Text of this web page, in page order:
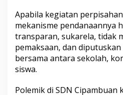
Apabila kegiatan
mekanisme pendanaannya
transparan, sukarela, tidak
pemaksaan, dan
bersama antara sekolah,
siswa.
Polemik di SDN Cipambuan